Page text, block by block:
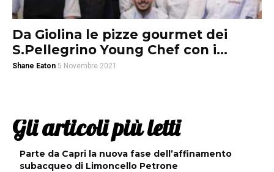
Da Giolina le pizze gourmet dei
S.Pellegrino Young Chef con i...
Shane Eaton 5 Novembre 2021
Gli articoli più letti
Parte da Capri la nuova fase dell’affinamento
subacqueo di Limoncello Petrone